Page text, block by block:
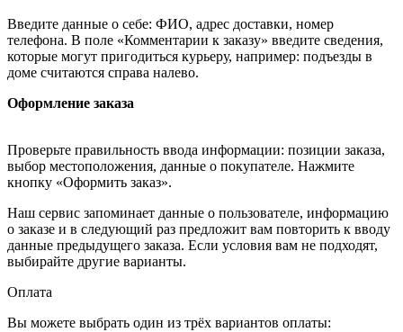
Введите данные о себе: ФИО, адрес доставки, номер
телефона. В поле «Комментарии к заказу» введите сведения,
которые могут пригодиться курьеру, например: подъезды в
доме считаются справа налево.
Оформление заказа
Проверьте правильность ввода информации: позиции заказа,
выбор местоположения, данные о покупателе. Нажмите
кнопку «Оформить заказ».
Наш сервис запоминает данные о пользователе, информацию
о заказе и в следующий раз предложит вам повторить к вводу
данные предыдущего заказа. Если условия вам не подходят,
выбирайте другие варианты.
Оплата
Вы можете выбрать один из трёх вариантов оплаты: